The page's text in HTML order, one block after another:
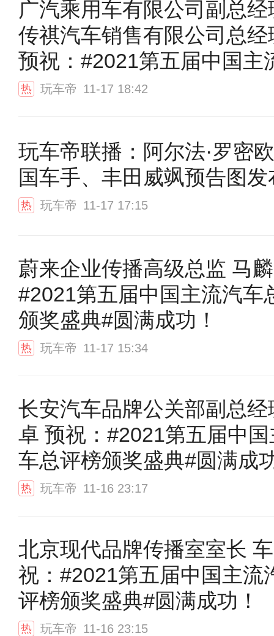
广汽乘用车有限公司副总经
传祺汽车销售有限公司总经
预祝：#2021第五届中国主
总评榜颁奖盛典#圆满成功
热 玩车帝 11-17 18:42
玩车帝联播：阿尔法·罗密
国车手、丰田威飒预告图
热 玩车帝 11-17 17:15
蔚来企业传播高级总监 马
#2021第五届中国主流汽车
颁奖盛典#圆满成功！
热 玩车帝 11-17 15:34
长安汽车品牌公关部副总经
卓 预祝：#2021第五届中
车总评榜颁奖盛典#圆满成
热 玩车帝 11-16 23:17
北京现代品牌传播室室长
祝：#2021第五届中国主流
评榜颁奖盛典#圆满成功！
热 玩车帝 11-16 23:15